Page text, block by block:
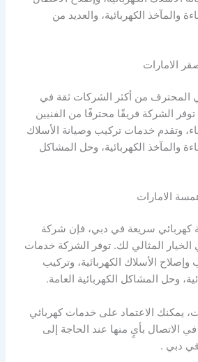
والمآخذ الكهربائية، والعديد من
المحترف من أكثر الشركات ثقة في
الشركة فريقًا محترفًا من الفنيين
وتقدم خدمات تركيب وصيانة الأسلاك
والمآخذ الكهربائية، وحل المشاكل
كهربائي سريعة في دبي، فإن شركة
المثالي لك. توفر الشركة خدمات
الأسلاك الكهربائية، وتركيب
وحل المشاكل الكهربائية العامة.
يمكنك الاعتماد على خدمات كهربائي
الاتصال بأيٍ منها عند الحاجة إلى
دبي .